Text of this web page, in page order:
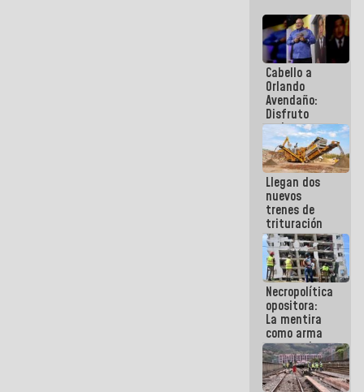
Cabello a
Orlando
Avendaño:
Disfruto
cada vez
que escribes
porque lo
que haces
es
embarrarla
Llegan dos
nuevos
trenes de
trituración
para
optimizar
manejo de
escombros
en La Guaira
Necropolítica
opositora:
La mentira
como arma
contra el
Pueblo